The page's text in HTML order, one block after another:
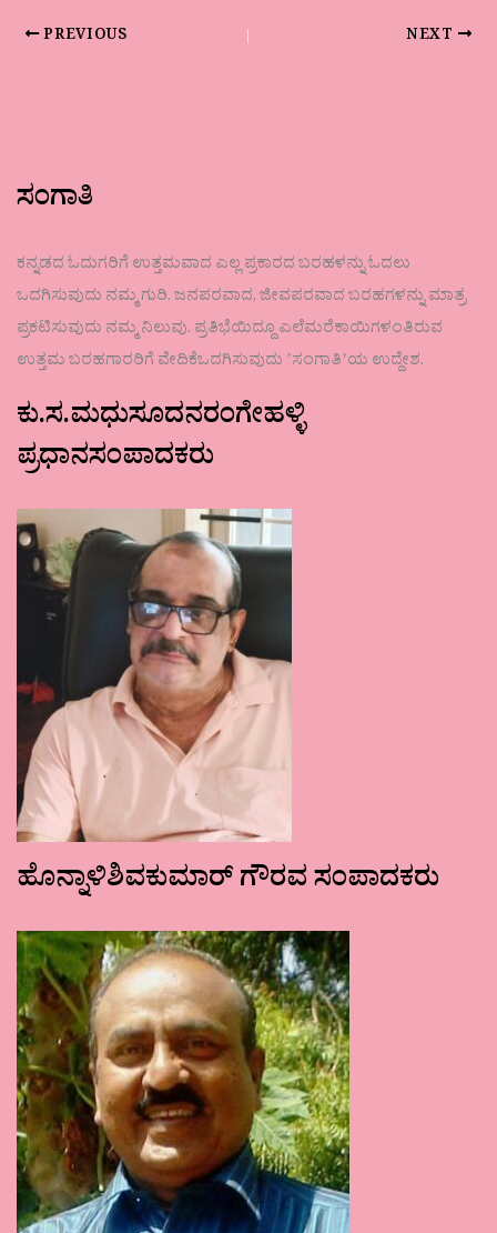
PREVIOUS NEXT
ಸಂಗಾತಿ
ಕನ್ನಡದ ಓದುಗರಿಗೆ ಉತ್ತಮವಾದ ಎಲ್ಲ ಪ್ರಕಾರದ ಬರಹಳನ್ನು ಓದಲು
ಒದಗಿಸುವುದು ನಮ್ಮ ಗುರಿ. ಜನಪರವಾದ, ಜೀವಪರವಾದ ಬರಹಗಳನ್ನು ಮಾತ್ರ
ಪ್ರಕಟಿಸುವುದು ನಮ್ಮ ನಿಲುವು. ಪ್ರತಿಭೆಯಿದ್ದೂ ಎಲೆಮರೆಕಾಯಿಗಳಂತಿರುವ
ಉತ್ತಮ ಬರಹಗಾರರಿಗೆ ವೇದಿಕೆಒದಗಿಸುವುದು ʼಸಂಗಾತಿʼಯ ಉದ್ದೇಶ.
ಕು.ಸ.ಮಧುಸೂದನರಂಗೇಹಳ್ಳಿ
ಪ್ರಧಾನಸಂಪಾದಕರು
ಹೊನ್ನಾಳಿಶಿವಕುಮಾರ್ ಗೌರವ ಸಂಪಾದಕರು